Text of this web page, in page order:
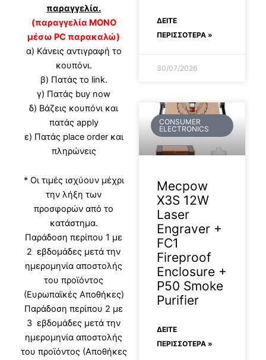
παραγγελία.
(παραγγελία ΜΟΝΟ
μέσω PC παρακαλώ)
α) Κάνεις αντιγραφή το
κουπόνι.
β) Πατάς το link.
γ) Πατάς buy now
δ) Βάζεις κουπόνι και
πατάς apply
ε) Πατάς place order και
πληρώνεις
* Οι τιμές ισχύουν μέχρι
την λήξη των
προσφορών από το
κατάστημα.
Παράδοση περίπου 1 με
2 εβδομάδες μετά την
ημερομηνία αποστολής
του προϊόντος
(Ευρωπαϊκές Αποθήκες)
Παράδοση περίπου 2 με
3 εβδομάδες μετά την
ημερομηνία αποστολής
του προϊόντος (Αποθήκες
ΔΕΊΤΕ
ΠΕΡΙΣΣΟΤΕΡΑ »
30/07/2026
CONSUMER
ELECTRONICS
Mecpow
X3S 12W
Laser
Engraver +
FC1
Fireproof
Enclosure +
P50 Smoke
Purifier
ΔΕΊΤΕ
ΠΕΡΙΣΣΟΤΕΡΑ »